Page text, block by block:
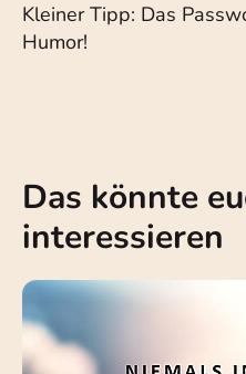
Kleiner Tipp: Das
Humor!
Das könnte
interessieren